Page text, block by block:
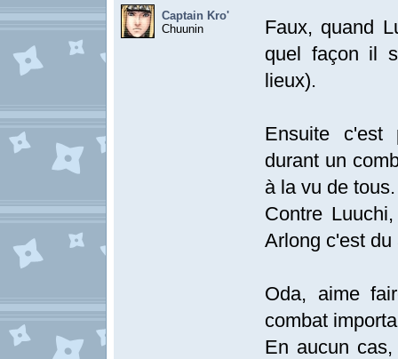
Captain Kro'
Chuunin
Faux, quand
quel façon il
lieux).
Ensuite c'est
durant un
à la vu de tous.
Contre
Arlong c'est
Oda, aime
combat
En aucun